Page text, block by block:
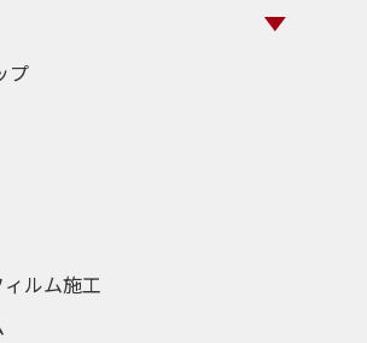
プ
ルム施工